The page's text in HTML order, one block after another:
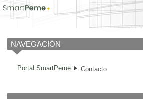
Contacto
NAVEGACIÓN
Portal SmartPeme Contacto